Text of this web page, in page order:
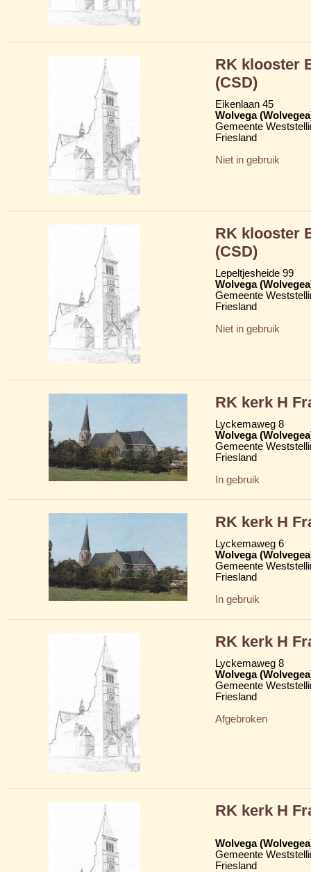
RK klooster
(CSD)
Eikenlaan 45
Wolvega
Gemeente
Friesland
Niet in gebruik
RK klooster
(CSD)
Lepeltjesheide 99
Wolvega
Gemeente
Friesland
Niet in gebruik
RK kerk H
Lyckemaweg 8
Wolvega
Gemeente
Friesland
In gebruik
RK kerk H
Lyckemaweg 6
Wolvega
Gemeente
Friesland
In gebruik
RK kerk H
Lyckemaweg 8
Wolvega
Gemeente
Friesland
Afgebroken
RK kerk H
Wolvega
Gemeente
Friesland